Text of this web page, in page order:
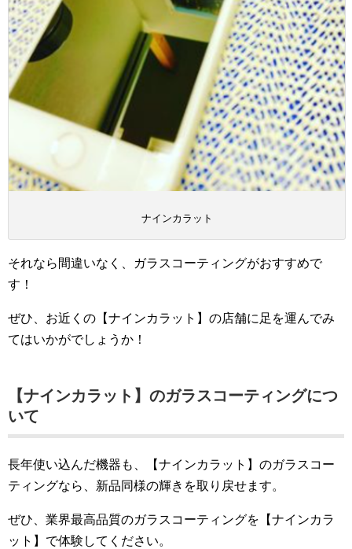
ナインカラット
それなら間違いなく、ガラスコーティングがおすすめで
す！
ぜひ、お近くの【ナインカラット】の店舗に足を運んでみ
てはいかがでしょうか！
【ナインカラット】のガラスコーティングにつ
いて
長年使い込んだ機器も、【ナインカラット】のガラスコー
ティングなら、新品同様の輝きを取り戻せます。
ぜひ、業界最高品質のガラスコーティングを【ナインカラ
ット】で体験してください。